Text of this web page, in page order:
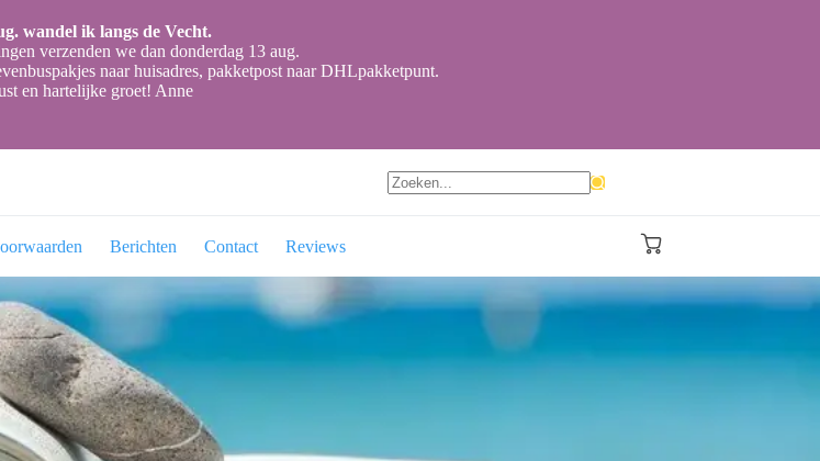
wandel ik langs de Vecht.
verzenden we dan donderdag 13 aug.
naar huisadres, pakketpost naar DHLpakketpunt.
en hartelijke groet! Anne
Berichten Contact Reviews Winkelwagen